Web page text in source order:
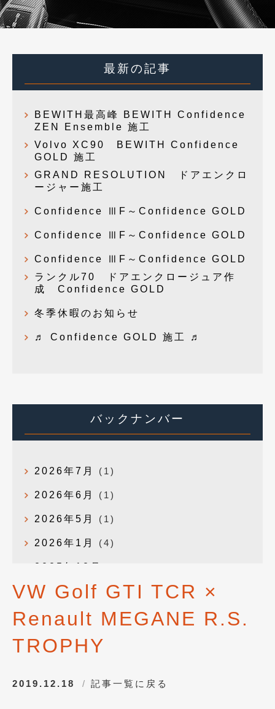
最新の記事
BEWITH最高峰 BEWITH Confidence
ZEN Ensemble 施工
Volvo XC90 BEWITH Confidence
GOLD 施工
GRAND RESOLUTION ドアエンクロ
ージャー施工
Confidence ⅢF～Confidence GOLD
Confidence ⅢF～Confidence GOLD
Confidence ⅢF～Confidence GOLD
ランクル70 ドアエンクロージュア作
成 Confidence GOLD
冬季休暇のお知らせ
♬ Confidence GOLD 施工 ♬
バックナンバー
2026年7月 (1)
2026年6月 (1)
2026年5月 (1)
2026年1月 (4)
2025年12月
2025年10月 (1)
2025年8月 (2)
2024年12月(1)
2024年7月(1)
VW Golf GTI TCR ×
Renault MEGANE R.S.
TROPHY
2019.12.18 記事一覧に戻る